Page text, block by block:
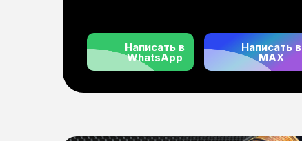
Написать в
MAX
Написать в
WhatsApp